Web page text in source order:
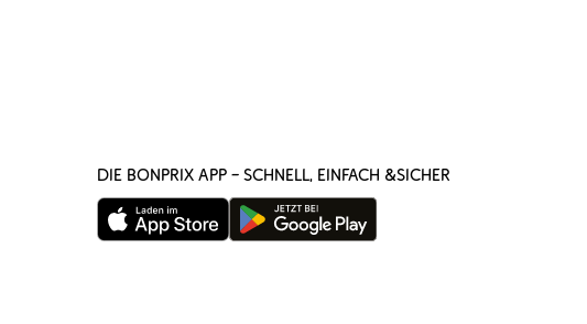
DIE BONPRIX APP – SCHNELL, EINFACH &SICHER